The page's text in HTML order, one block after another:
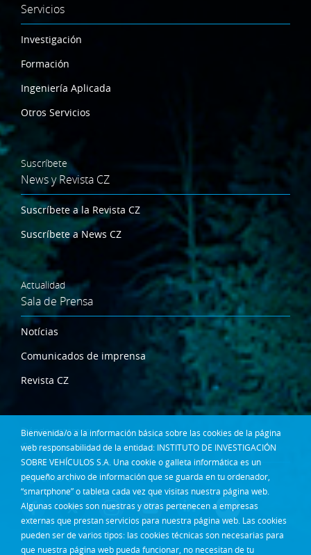
Bienvenida/o a la información básica sobre las cookies de la página
web responsabilidad de la entidad: INSTITUTO DE INVESTIGACIÓN
SOBRE VEHÍCULOS S.A. Una cookie o galleta informática es un
pequeño archivo de información que se guarda en tu ordenador,
“smartphone” o tableta cada vez que visitas nuestra página web.
Algunas cookies son nuestras y otras pertenecen a empresas
externas que prestan servicios para nuestra página web. Las cookies
pueden ser de varios tipos: las cookies técnicas son necesarias para
que nuestra página web pueda funcionar, no necesitan de tu
Servicios
Investigación
Formación
Ingeniería Aplicada
Otros Servicios
Suscríbete
News y Revista CZ
Suscríbete a la Revista CZ
Suscríbete a News CZ
Actualidad
Sala de Prensa
Notícias
Comunicados de imprensa
Revista CZ
Dónde estamos
Contacta
Síguenos en: